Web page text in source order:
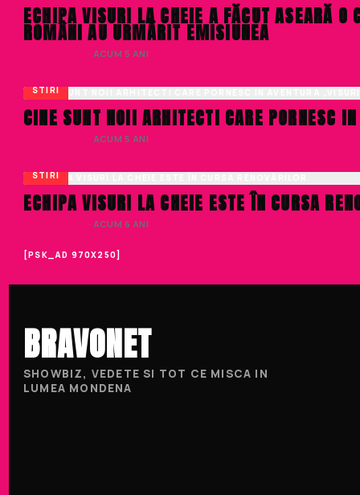
ECHIPA VISURI LA CHEIE A FĂCUT ASEARĂ
ROMÂNI AU URMĂRIT EMISIUNEA
· ACUM 5 ANI
STIRI
CINE SUNT NOII ARHITECTI CARE PORNESC
· ACUM 5 ANI
STIRI
ECHIPA VISURI LA CHEIE ESTE ÎN CURSA
· ACUM 6 ANI
[PSK_AD 970X250]
BRAVONET
SHOWBIZ, VEDETE SI TOT CE MISCA IN
LUMEA MONDENA